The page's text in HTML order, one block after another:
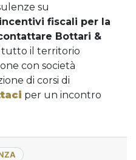
su
fiscali per la
Bottari &
tutto il territorio
con società
di corsi di
per un incontro